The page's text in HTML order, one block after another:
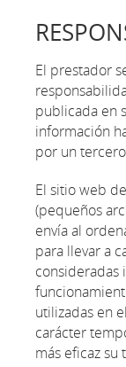
El prestador
publicada en
información
por un
El sitio web
(pequeños
envía al
para llevar a
utilizadas en
carácter
más eficaz